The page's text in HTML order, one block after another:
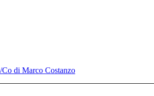
Co di Marco Costanzo